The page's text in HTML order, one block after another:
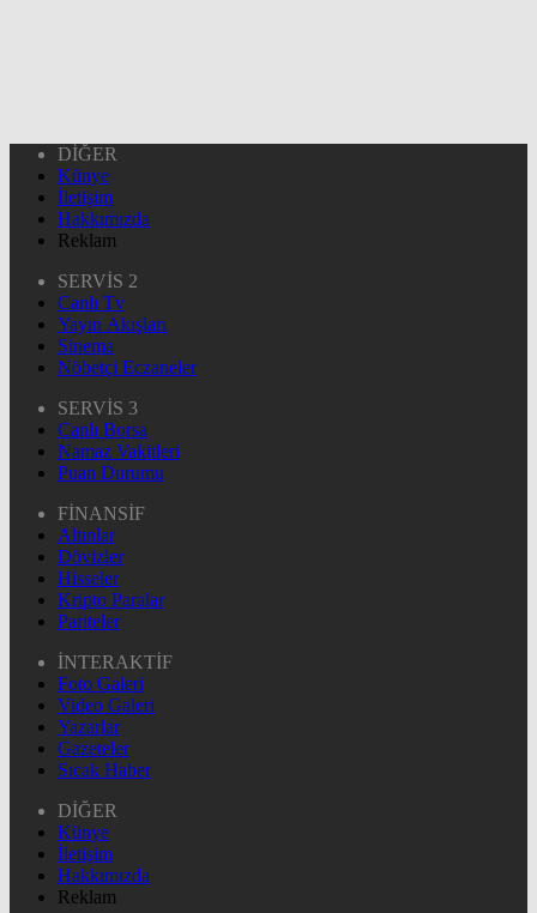
DİĞER
Künye
İletişim
Hakkımızda
Reklam
SERVİS 2
Canlı Tv
Yayın Akışları
Sinema
Nöbetçi Eczaneler
SERVİS 3
Canlı Borsa
Namaz Vakitleri
Puan Durumu
FİNANSİF
Altınlar
Dövizler
Hisseler
Kripto Paralar
Pariteler
İNTERAKTİF
Foto Galeri
Video Galeri
Yazarlar
Gazeteler
Sıcak Haber
DİĞER
Künye
İletişim
Hakkımızda
Reklam